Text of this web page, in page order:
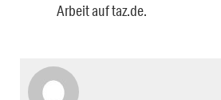
Arbeit auf taz.de.